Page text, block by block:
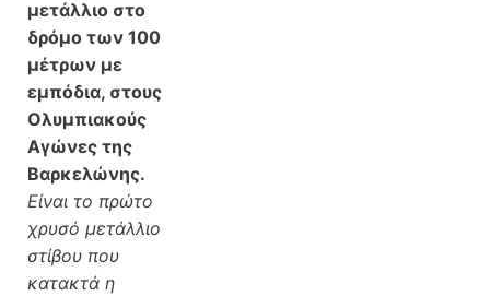
μετάλλιο στο
δρόμο των 100
μέτρων με
εμπόδια, στους
Ολυμπιακούς
Αγώνες της
Βαρκελώνης.
Είναι το πρώτο
χρυσό μετάλλιο
στίβου που
κατακτά η